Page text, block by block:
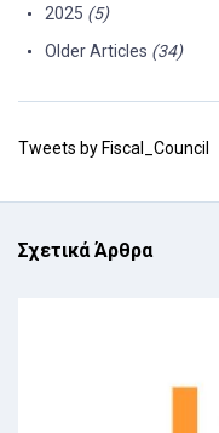
2025 (5)
Older Articles (34)
Tweets by Fiscal_Council
Σχετικά Άρθρα